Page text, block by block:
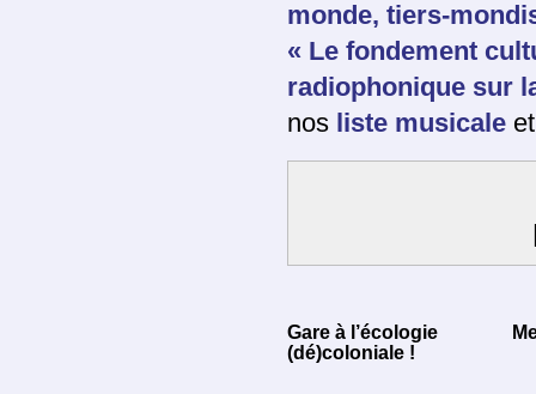
monde, tiers-
« Le fondement
radiophonique sur
nos liste musicale
Gare à l’écologie
(dé)coloniale !